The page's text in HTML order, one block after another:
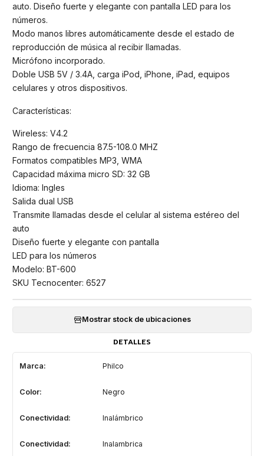
auto. Diseño fuerte y elegante con pantalla LED para los
números.
Modo manos libres automáticamente desde el estado de
reproducción de música al recibir llamadas.
Micrófono incorporado.
Doble USB 5V / 3.4A, carga iPod, iPhone, iPad, equipos
celulares y otros dispositivos.
Características:
Wireless: V4.2
Rango de frecuencia 87.5-108.0 MHZ
Formatos compatibles MP3, WMA
Capacidad máxima micro SD: 32 GB
Idioma: Ingles
Salida dual USB
Transmite llamadas desde el celular al sistema estéreo del
auto
Diseño fuerte y elegante con pantalla
LED para los números
Modelo: BT-600
SKU Tecnocenter: 6527
Mostrar stock de ubicaciones
DETALLES
Marca: Philco
Color: Negro
Conectividad: Inalámbrico
Conectividad: Inalambrica